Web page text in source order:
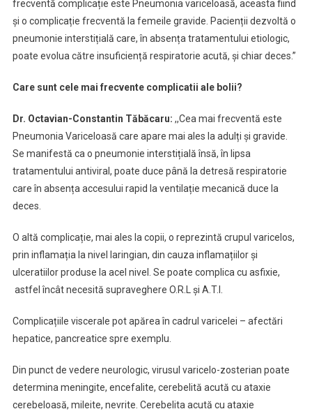
frecventă complicație este Pneumonia variceloasă, aceasta fiind
și o complicație frecventă la femeile gravide. Pacienții dezvoltă o
pneumonie interstițială care, în absența tratamentului etiologic,
poate evolua către insuficiență respiratorie acută, și chiar deces.”
Care sunt cele mai frecvente complicatii ale bolii?
Dr. Octavian-Constantin Tăbăcaru: ,,Cea mai frecventă este
Pneumonia Variceloasă care apare mai ales la adulți și gravide.
Se manifestă ca o pneumonie interstițială însă, în lipsa
tratamentului antiviral, poate duce până la detresă respiratorie
care în absența accesului rapid la ventilație mecanică duce la
deces.
O altă complicație, mai ales la copii, o reprezintă crupul varicelos,
prin inflamația la nivel laringian, din cauza inflamațiilor și
ulceratiilor produse la acel nivel. Se poate complica cu asfixie,
astfel încât necesită supraveghere O.R.L și A.T.I.
Complicațiile viscerale pot apărea în cadrul varicelei – afectări
hepatice, pancreatice spre exemplu.
Din punct de vedere neurologic, virusul varicelo-zosterian poate
determina meningite, encefalite, cerebelită acută cu ataxie
cerebeloasă, mileite, nevrite. Cerebelita acută cu ataxie